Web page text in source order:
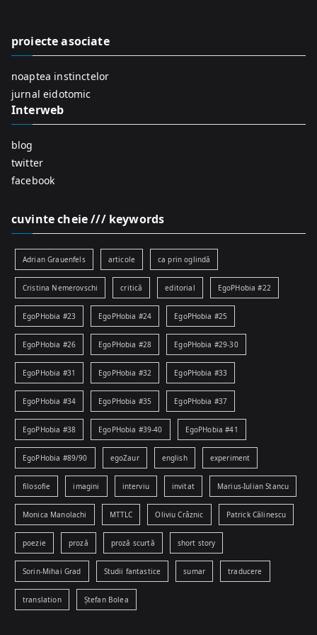
o
proiecte asociate
noaptea instinctelor
jurnal eidotomic
Interweb
blog
twitter
facebook
cuvinte cheie /// keywords
Adrian Grauenfels articole ca prin oglindă
Cristina Nemerovschi critică editorial EgoPHobia #22
EgoPHobia #23 EgoPHobia #24 EgoPHobia #25
EgoPHobia #26 EgoPHobia #28 EgoPHobia #29-30
EgoPHobia #31 EgoPHobia #32 EgoPHobia #33
EgoPHobia #34 EgoPHobia #35 EgoPHobia #37
EgoPHobia #38 EgoPHobia #39-40 EgoPHobia #41
EgoPHobia #89/90 egoZaur english experiment
filosofie imagini interviu invitat Marius-Iulian Stancu
Monica Manolachi MTTLC Oliviu Crâznic Patrick Călinescu
poezie proză proză scurtă short story
Sorin-Mihai Grad Studii fantastice sumar traducere
translation Ștefan Bolea